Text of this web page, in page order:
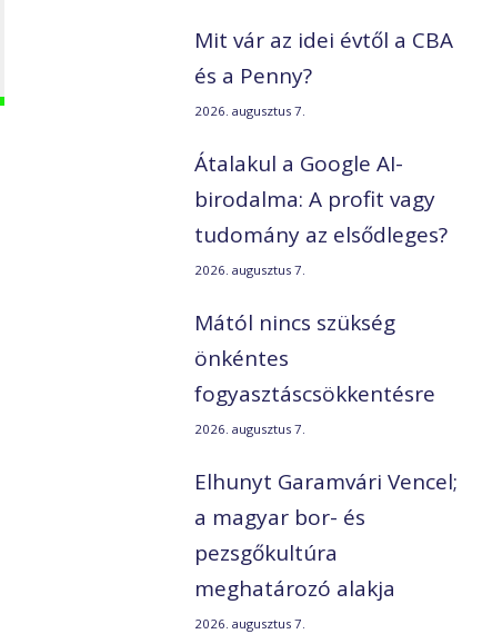
Mit vár az idei évtől a CBA
és a Penny?
2026. augusztus 7.
Átalakul a Google AI-
birodalma: A profit vagy
tudomány az elsődleges?
2026. augusztus 7.
Mától nincs szükség
önkéntes
fogyasztáscsökkentésre
2026. augusztus 7.
Elhunyt Garamvári Vencel;
a magyar bor- és
pezsgőkultúra
meghatározó alakja
2026. augusztus 7.